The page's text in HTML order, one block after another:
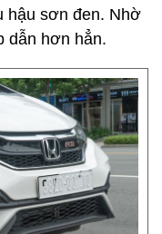
hậu sơn đen. Nhờ
dẫn hơn hẳn.